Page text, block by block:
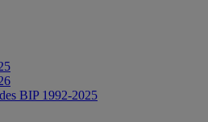
BIP 1992-2025